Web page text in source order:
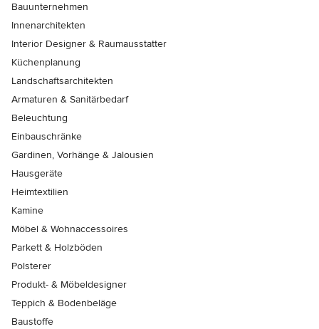
Bauunternehmen
Innenarchitekten
Interior Designer & Raumausstatter
Küchenplanung
Landschaftsarchitekten
Armaturen & Sanitärbedarf
Beleuchtung
Einbauschränke
Gardinen, Vorhänge & Jalousien
Hausgeräte
Heimtextilien
Kamine
Möbel & Wohnaccessoires
Parkett & Holzböden
Polsterer
Produkt- & Möbeldesigner
Teppich & Bodenbeläge
Baustoffe